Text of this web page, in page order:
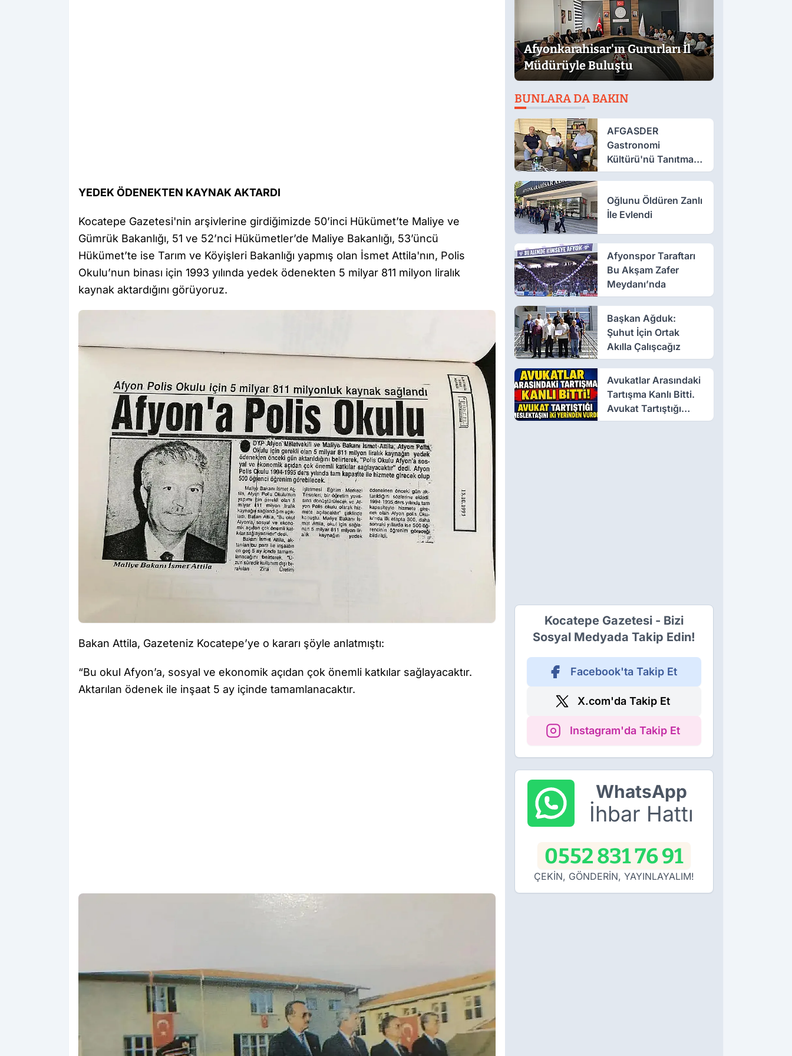
YEDEK ÖDENEKTEN KAYNAK AKTARDI
Kocatepe Gazetesi'nin arşivlerine girdiğimizde 50’inci Hükümet’te Maliye ve
Gümrük Bakanlığı, 51 ve 52’nci Hükümetler’de Maliye Bakanlığı, 53’üncü
Hükümet’te ise Tarım ve Köyişleri Bakanlığı yapmış olan İsmet Attila'nın, Polis
Okulu’nun binası için 1993 yılında yedek ödenekten 5 milyar 811 milyon liralık
kaynak aktardığını görüyoruz.
Bakan Attila, Gazeteniz Kocatepe’ye o kararı şöyle anlatmıştı:
“Bu okul Afyon’a, sosyal ve ekonomik açıdan çok önemli katkılar sağlayacaktır.
Aktarılan ödenek ile inşaat 5 ay içinde tamamlanacaktır.
Afyonkarahisar'ın Gururları İl
Müdürüyle Buluştu
BUNLARA DA BAKIN
AFGASDER
Gastronomi
Kültürü'nü Tanıtmak
İçin Çalışıyor
Oğlunu Öldüren Zanlı
İle Evlendi
Afyonspor Taraftarı
Bu Akşam Zafer
Meydanı’nda
Başkan Ağduk:
Şuhut İçin Ortak
Akılla Çalışcağız
Avukatlar Arasındaki
Tartışma Kanlı Bitti.
Avukat Tartıştığı
Meslektaşını İki
Kocatepe Gazetesi - Bizi
Sosyal Medyada Takip Edin!
Facebook'ta Takip Et
X.com'da Takip Et
Instagram'da Takip Et
WhatsApp
İhbar Hattı
0552 831 76 91
ÇEKİN, GÖNDERİN, YAYINLAYALIM!